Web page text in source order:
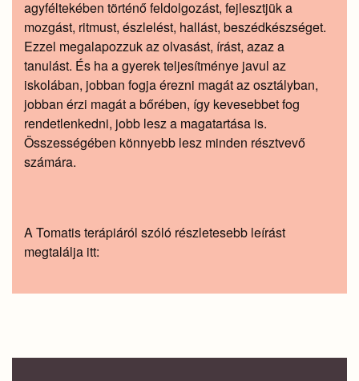
agyféltekében történő feldolgozást, fejlesztjük a
mozgást, ritmust, észlelést, hallást, beszédkészséget.
Ezzel megalapozzuk az olvasást, írást, azaz a
tanulást. És ha a gyerek teljesítménye javul az
iskolában, jobban fogja érezni magát az osztályban,
jobban érzi magát a bőrében, így kevesebbet fog
rendetlenkedni, jobb lesz a magatartása is.
Összességében könnyebb lesz minden résztvevő
számára.
A Tomatis terápiáról szóló részletesebb leírást
megtalálja itt: